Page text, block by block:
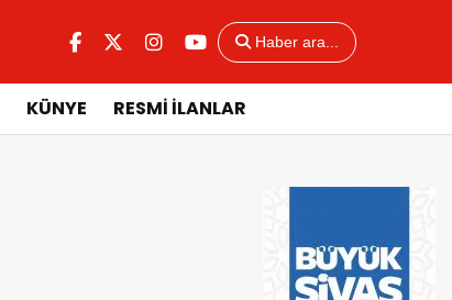
Haber ara...
KÜNYE RESMİ İLANLAR